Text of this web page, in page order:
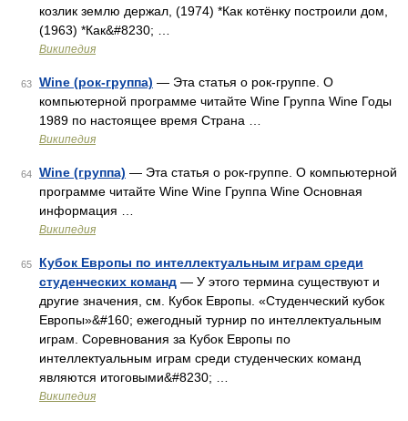
козлик землю держал, (1974) *Как котёнку построили дом,
(1963) *Как&#8230; …
Википедия
63 Wine (рок-группа) — Эта статья о рок‐группе. О
компьютерной программе читайте Wine Группа Wine Годы
1989 по настоящее время Страна …
Википедия
64 Wine (группа) — Эта статья о рок‐группе. О компьютерной
программе читайте Wine Wine Группа Wine Основная
информация …
Википедия
65
Кубок Европы по интеллектуальным играм среди
студенческих команд — У этого термина существуют и
другие значения, см. Кубок Европы. «Студенческий кубок
Европы»&#160; ежегодный турнир по интеллектуальным
играм. Соревнования за Кубок Европы по
интеллектуальным играм среди студенческих команд
являются итоговыми&#8230; …
Википедия